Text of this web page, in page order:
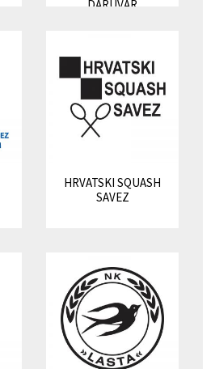
DARUVAR
HRVATSKI SQUASH
SAVEZ